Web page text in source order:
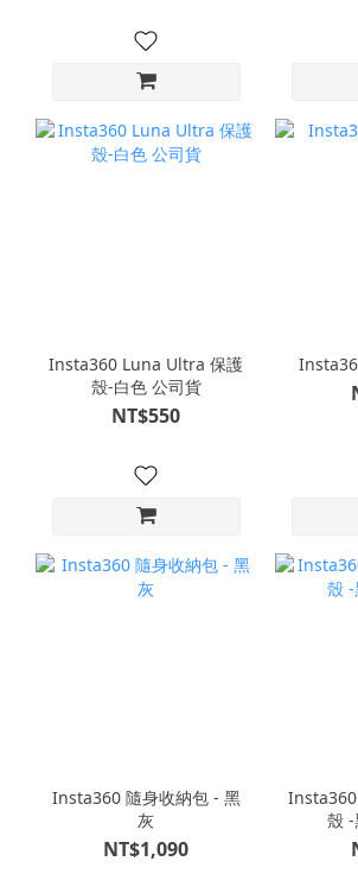
Insta360 Luna Ultra 保護
殼-白色 公司貨
NT$550
Insta360 隨身收納包 - 黑
灰
NT$1,090
Insta360
殼